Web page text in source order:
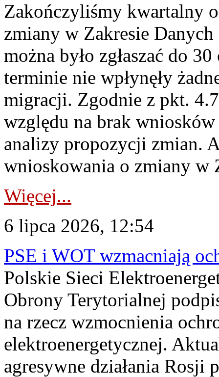
Zakończyliśmy kwartalny
zmiany w Zakresie
można było zgłaszać do
terminie nie wpłynęły
migracji. Zgodnie z pkt.
względu na brak
analizy propozycji zmian.
wnioskowania o zmiany w
Więcej...
6 lipca 2026, 12:54
PSE i WOT wzmacniają
Polskie Sieci
Obrony Terytorialnej
na rzecz wzmocnienia
elektroenergetycznej.
agresywne działania Rosji